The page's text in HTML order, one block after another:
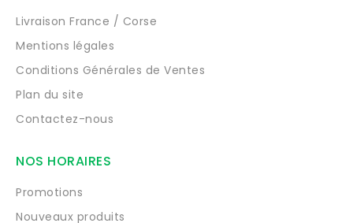
Livraison France / Corse
Mentions légales
Conditions Générales de Ventes
Plan du site
Contactez-nous
NOS HORAIRES
Promotions
Nouveaux produits